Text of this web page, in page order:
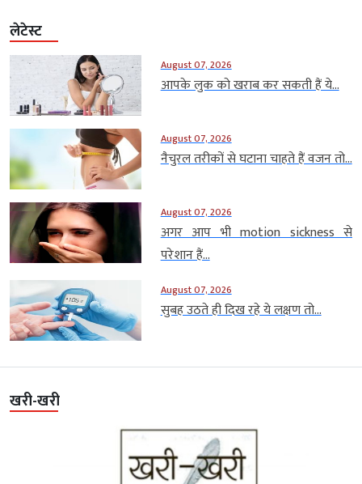
लेटेस्ट
August 07, 2026
आपके लुक को खराब कर सकती हैं ये...
August 07, 2026
नैचुरल तरीकों से घटाना चाहते हैं वजन तो...
August 07, 2026
अगर आप भी motion sickness से
परेशान हैं...
August 07, 2026
सुबह उठते ही दिख रहे ये लक्षण तो...
खरी-खरी